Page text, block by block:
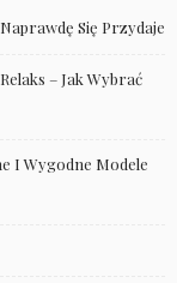
Się Przydaje
– Jak Wybrać
I Wygodne Modele